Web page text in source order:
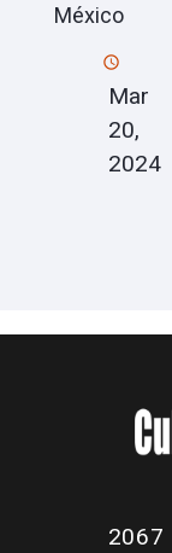
México
Mar
20,
2024
2067